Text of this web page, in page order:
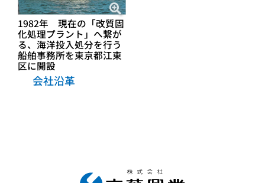
1982年 現在の「改質固
化処理プラント」へ繋が
る、海洋投入処分を行う
船舶事務所を東京都江東
区に開設
会社沿革